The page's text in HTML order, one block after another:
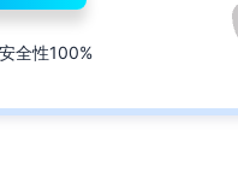
安全性100%